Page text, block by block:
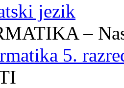
jezik
–
5.